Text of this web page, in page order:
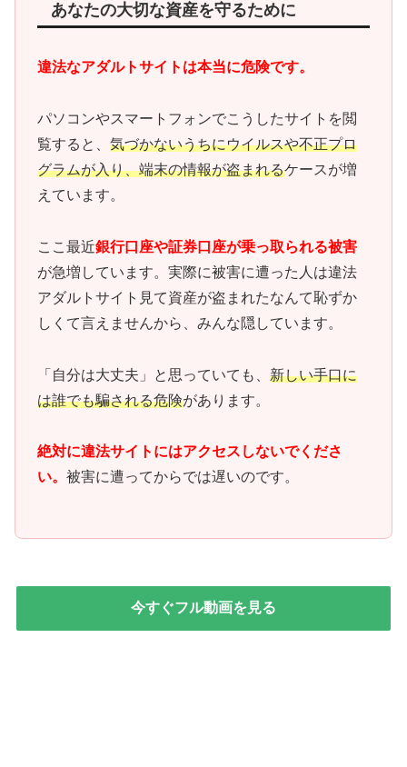
あなたの大切な資産を守るために
違法なアダルトサイトは本当に危険です。
パソコンやスマートフォンでこうしたサイトを閲
覧すると、 気づかないうちにウイルスや不正プロ
グラムが入り、端末の情報が盗まれるケースが増
えています。
ここ最近銀行口座や証券口座が乗っ取られる被害
が急増しています。実際に被害に遭った人は違法
アダルトサイト見て資産が盗まれたなんて恥ずか
しくて言えませんから、みんな隠しています。
「自分は大丈夫」と思っていても、 新しい手口に
は誰でも騙される危険があります。
絶対に違法サイトにはアクセスしないでくださ
い。 被害に遭ってからでは遅いのです。
今すぐフル動画を見る